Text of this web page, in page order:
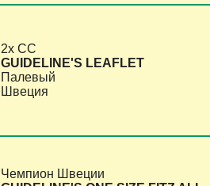
2x CC
GUIDELINE'S LEAFLET
Палевый
Швеция
Чемпион Швеции